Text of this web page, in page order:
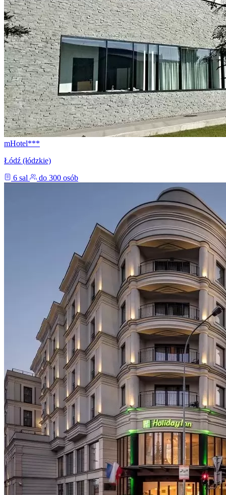
mHotel***
Łódź (łódzkie)
6 sal
do 300 osób